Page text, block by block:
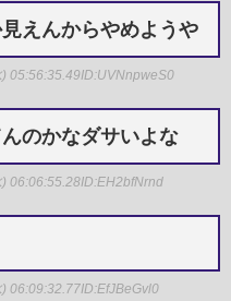
えんからやめようや
) 05:56:35.49ID:UVNnpweS0
のかなダサいよな
) 06:06:55.28ID:EH2bfNrnd
) 06:09:32.77ID:EfJBeGvl0